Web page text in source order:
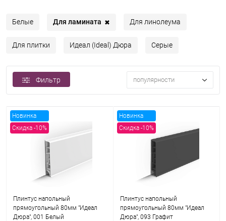
Белые Для ламината ✖ Для линолеума
Для плитки Идеал (Ideal) Дюра Серые
Фильтр популярности
Новинка
Скидка -10%
Плинтус напольный
прямоугольный 80мм "Идеал
Дюра", 001 Белый
Новинка
Скидка -10%
Плинтус напольный
прямоугольный 80мм "Идеал
Дюра", 093 Графит